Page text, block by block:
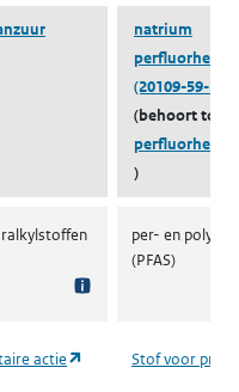
natrium
(20109-59-5)
(behoort tot
)
per- en
(PFAS)
actie (opent in een nieuw
Stof voor